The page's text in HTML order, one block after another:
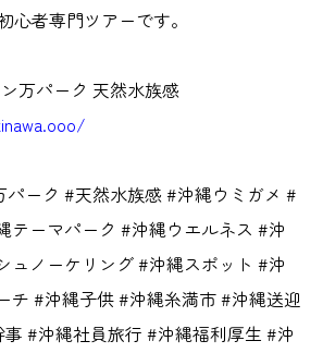
心者専門ツアーです。
万パーク 天然水族感
ーク #天然水族感 #沖縄ウミガメ #
テーマパーク #沖縄ウエルネス #沖
ュノーケリング #沖縄スポット #沖
チ #沖縄子供 #沖縄糸満市 #沖縄送迎
#沖縄社員旅行 #沖縄福利厚生 #沖